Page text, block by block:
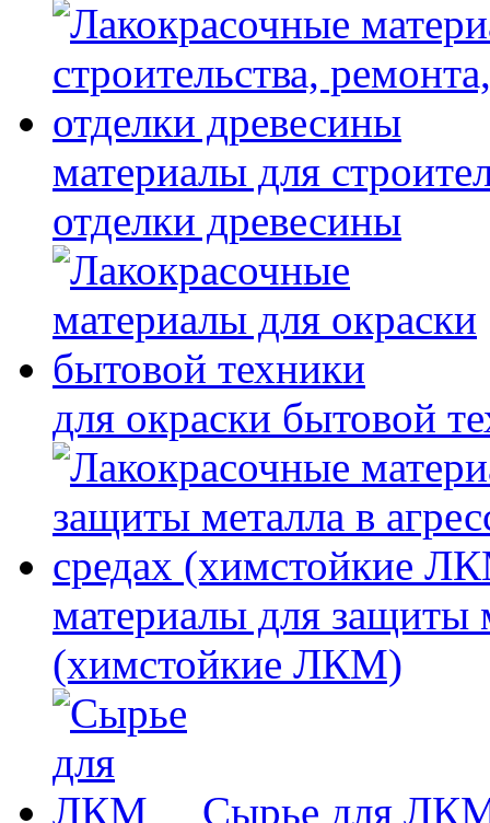
материалы для
отделки древесины
для окраски бытовой
материалы для защиты
(химстойкие ЛКМ)
Сырье для